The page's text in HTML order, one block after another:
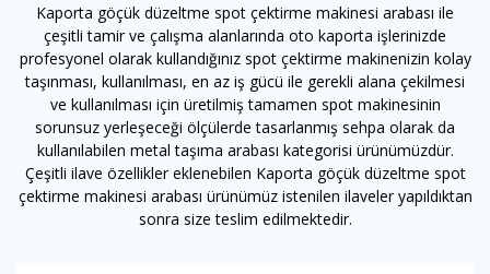
Kaporta göçük düzeltme spot çektirme makinesi arabası ile
çeşitli tamir ve çalışma alanlarında oto kaporta işlerinizde
profesyonel olarak kullandığınız spot çektirme makinenizin kolay
taşınması, kullanılması, en az iş gücü ile gerekli alana çekilmesi
ve kullanılması için üretilmiş tamamen spot makinesinin
sorunsuz yerleşeceği ölçülerde tasarlanmış sehpa olarak da
kullanılabilen metal taşıma arabası kategorisi ürünümüzdür.
Çeşitli ilave özellikler eklenebilen Kaporta göçük düzeltme spot
çektirme makinesi arabası ürünümüz istenilen ilaveler yapıldıktan
sonra size teslim edilmektedir.